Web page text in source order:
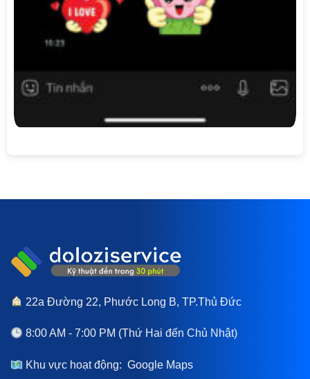
22a Đường 22, Phước Long B, TP.Thủ Đức
8:00 AM - 7:00 PM (Thứ Hai đến Chủ Nhật)
Khu vực hoạt động:Google Maps